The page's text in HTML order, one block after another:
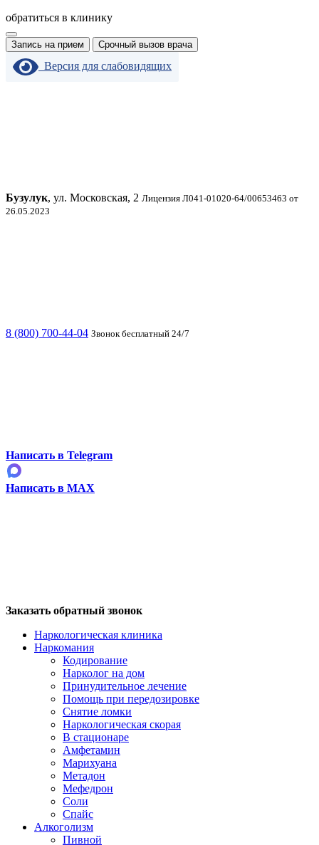
обратиться в клинику
Запись на прием Срочный вызов врача
Версия для слабовидящих
Бузулук, ул. Московская, 2 Лицензия Л041-01020-64/00653463 от
26.05.2023
8 (800) 700-44-04 Звонок бесплатный 24/7
Написать в Telegram
Написать в MAX
Заказать обратный звонок
Наркологическая клиника
Наркомания
Кодирование
Нарколог на дом
Принудительное лечение
Помощь при передозировке
Снятие ломки
Наркологическая скорая
В стационаре
Амфетамин
Марихуана
Метадон
Мефедрон
Соли
Спайс
Алкоголизм
Пивной